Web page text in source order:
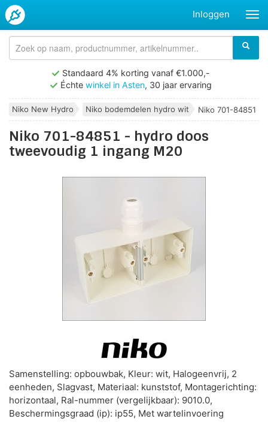
Inloggen
Standaard 4% korting vanaf €1.000,-
Échte winkel in Asten, 30 jaar ervaring
Niko New Hydro Niko bodemdelen hydro wit Niko 701-84851 -
Niko 701-84851 - hydro doos
tweevoudig 1 ingang M20
Samenstelling: opbouwbak, Kleur: wit, Halogeenvrij, 2
eenheden, Slagvast, Materiaal: kunststof, Montagerichting:
horizontaal, Ral-nummer (vergelijkbaar): 9010.0,
Beschermingsgraad (ip): ip55, Met wartelinvoering